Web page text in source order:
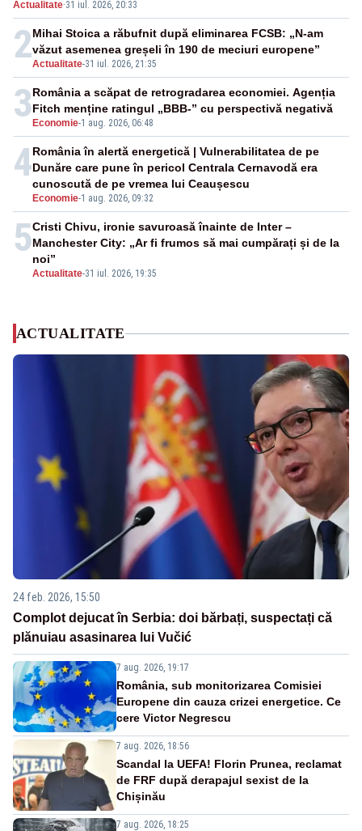
Actualitate·31 iul. 2026, 20:33
2Actualitate-31 iul. 2026, 21:35
Mihai Stoica a răbufnit după eliminarea FCSB: „N-am
văzut asemenea greșeli în 190 de meciuri europene”
3 Economie-1 aug. 2026, 06:48
România a scăpat de retrogradarea economiei. Agenția
Fitch menține ratingul „BBB-” cu perspectivă negativă
4
Economie-1 aug. 2026, 09:32
România în alertă energetică | Vulnerabilitatea de pe
Dunăre care pune în pericol Centrala Cernavodă era
cunoscută de pe vremea lui Ceaușescu
5
Actualitate-31 iul. 2026, 19:35
Cristi Chivu, ironie savuroasă înainte de Inter –
Manchester City: „Ar fi frumos să mai cumpărați și de la
noi”
ACTUALITATE
24 feb. 2026, 15:50
Complot dejucat în Serbia: doi bărbați, suspectați că
plănuiau asasinarea lui Vučić
7 aug. 2026, 19:17
România, sub monitorizarea Comisiei
Europene din cauza crizei energetice. Ce
cere Victor Negrescu
7 aug. 2026, 18:56
Scandal la UEFA! Florin Prunea, reclamat
de FRF după derapajul sexist de la
Chișinău
7 aug. 2026, 18:25